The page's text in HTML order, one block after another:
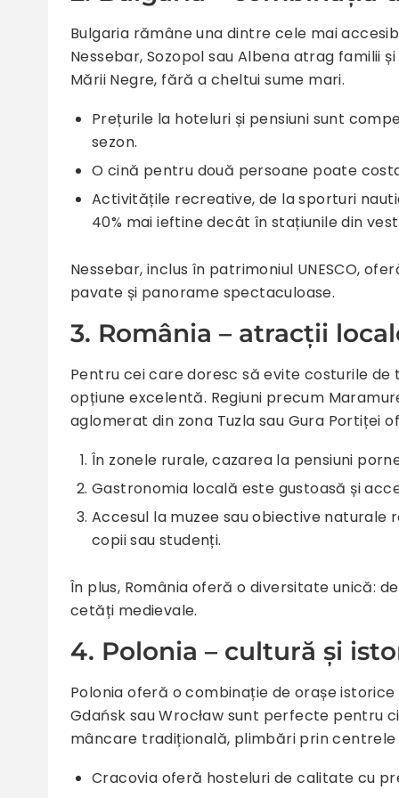
Bulgaria rămâne una dintre cele mai
Nessebar, Sozopol sau Albena atrag
Mării Negre, fără a cheltui sume mari.
Prețurile la hoteluri și pensiuni sunt
sezon.
O cină pentru două persoane poate
Activitățile recreative, de la sporturi
40% mai ieftine decât în stațiunile din
Nessebar, inclus în patrimoniul UNESCO,
pavate și panorame spectaculoase.
3. România – atracții
Pentru cei care doresc să evite costurile
opțiune excelentă. Regiuni precum
aglomerat din zona Tuzla sau Gura Portiței
În zonele rurale, cazarea la pensiuni
Gastronomia locală este gustoasă și
Accesul la muzee sau obiective
copii sau studenți.
În plus, România oferă o diversitate unică:
cetăți medievale.
4. Polonia – cultură și
Polonia oferă o combinație de orașe
Gdańsk sau Wrocław sunt perfecte pentru
mâncare tradițională, plimbări prin centrele
Cracovia oferă hosteluri de calitate cu